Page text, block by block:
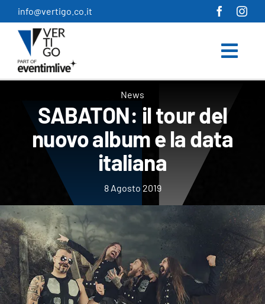
Salta
al
contenuto
info@vertigo.co.it
News
​SABATON: il tour del
nuovo album e la data
italiana
8 Agosto 2019